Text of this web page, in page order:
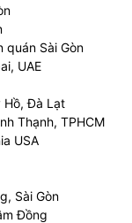
quán Sài Gòn
UAE
Hồ, Đà Lạt
Thạnh, TPHCM
USA
Sài Gòn
Đồng